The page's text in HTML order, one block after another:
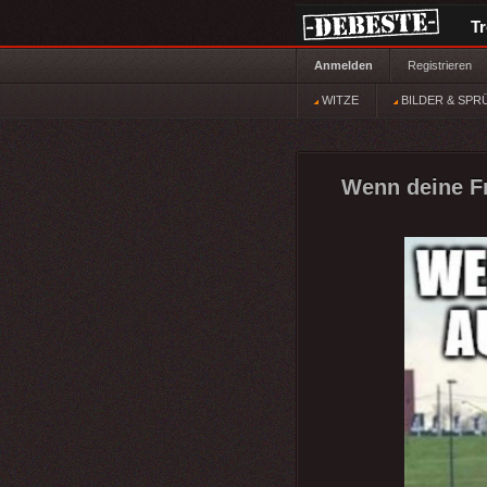
Anmelden Registrieren
WITZE BILDER &
Wenn deine